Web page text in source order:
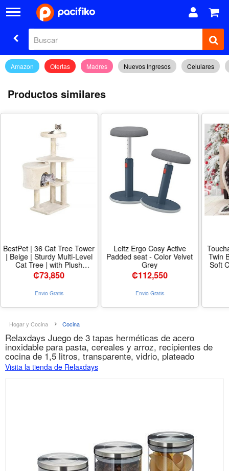
Amazon Ofertas Madres Nuevos Ingresos Celulares
Productos similares
BestPet | 36 Cat Tree Tower
| Beige | Sturdy Multi-Level
Cat Tree | with Plush
Condo, Cozy Perch, Sisal
Scratching Posts, Hanging
Toy and Stable Frame |
Easy Assembly | for Kittens
Adult Cats - Tamaño 36 in -
₡73,850
Envio Gratis
Leitz Ergo Cosy Active
Padded seat - Color Velvet
Grey
₡112,550
Envio Gratis
Twin
Soft
Hogar y Cocina Cocina
Relaxdays Juego de 3 tapas herméticas de acero
inoxidable para pasta, cereales y arroz, recipientes de
cocina de 1,5 litros, transparente, vidrio, plateado
Visita la tienda de Relaxdays